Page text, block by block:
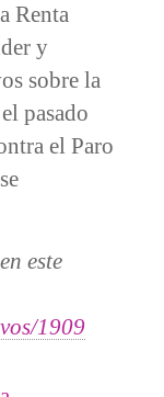
Renta
y
sobre la
pasado
el Paro
este
1909